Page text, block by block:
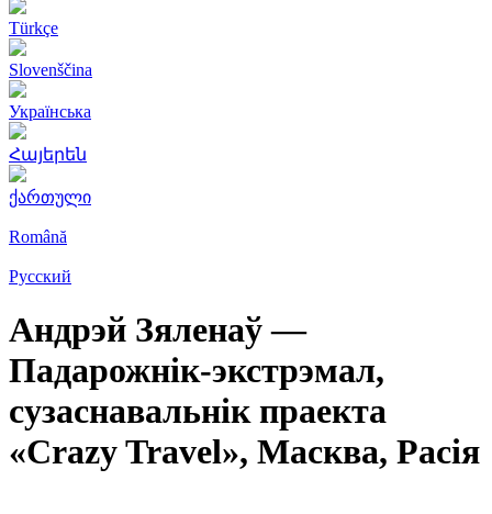
Türkçe
Slovenščina
Українська
Հայերեն
ქართული
Română
Русский
Андрэй Зяленаў —
Падарожнік-экстрэмал,
сузаснавальнік праекта
«Crazy Travel», Масква, Расія